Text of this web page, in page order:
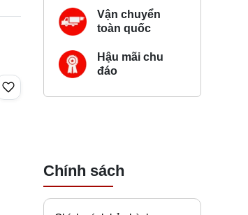
Vận chuyển
toàn quốc
Hậu mãi chu
đáo
Chính sách